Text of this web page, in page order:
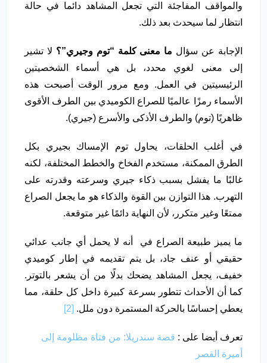
والمواقف المفاجئة التي تجعل المشاهد دائما في حالة
انتظار لما سيحدث بعد ذلك.
الإجابة عن سؤال ما معنى كلمة “توم وجيري”؟ لا تشير
إلى معنى لغوي محدد، بل هي أسماء الشخصيتين
الرئيسيتين في العمل. ومع مرور الوقت أصبحت هذه
الأسماء رمزًا عالميًا للصراع الكوميدي بين الطرف الأقوى
ظاهريًا (توم) والطرف الأذكى والأسرع (جيري).
في أغلب الحلقات، يحاول توم الإمساك بجيري بكل
الطرق الممكنة، مستخدم الفخاخ والخطط المختلفة، لكنه
غالبًا ما يفشل بسبب ذكاء جيري وسرعته وقدرته على
التهرب. هذا التوازن بين القوة والذكاء هو ما يجعل الصراع
ممتعًا وغير متكرر، لأن النهاية دائمًا غير متوقعة.
ما يميز طبيعة الصراع في أنه لا يحمل أي جانب عدائي
حقيقي أو عنف جاد، بل يتم تقديمه في إطار كوميدي
خفيف، يجعل المشاهد يضحك بدلًا من أن يشعر بالتوتر.
كما أن الأحداث تتطور بسرعة كبيرة داخل كل حلقة، مما
يعطي إحساسًا بالحركة المستمرة دون ملل. [2]
تعرف أيضا على : قصة سندريلا: من فتاة مظلومة إلى
أميرة القصر